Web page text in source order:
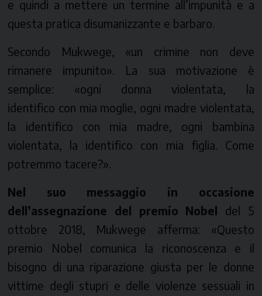
e quindi a mettere un termine all’impunità e a
questa pratica disumanizzante e barbaro.
Secondo Mukwege, «un crimine non deve
rimanere impunito». La sua motivazione è
semplice: «ogni donna violentata, la
identifico con mia moglie, ogni madre violentata,
la identifico con mia madre, ogni bambina
violentata, la identifico con mia figlia. Come
potremmo tacere?».
Nel suo messaggio in occasione
dell’assegnazione del premio Nobel del 5
ottobre 2018, Mukwege afferma: «Questo
premio Nobel comunica la riconoscenza e il
bisogno di una riparazione giusta per le donne
vittime degli stupri e delle violenze sessuali in